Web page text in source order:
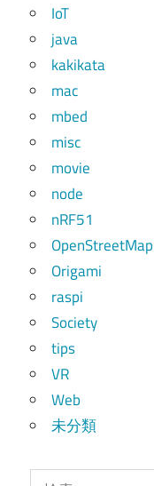
IoT
java
kakikata
mac
mbed
misc
movie
node
nRF51
OpenStreetMap
Origami
raspi
Society
tips
VR
Web
未分類